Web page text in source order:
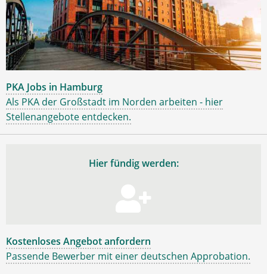
PKA Jobs in Hamburg
Als PKA der Großstadt im Norden arbeiten - hier
Stellenangebote entdecken.
Hier fündig werden:
Kostenloses Angebot anfordern
Passende Bewerber mit einer deutschen Approbation.